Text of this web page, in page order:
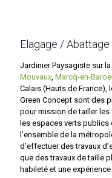
Elagage / Abattage
Jardinier Paysagiste sur
Mouvaux, Marcq-en-
Calais (Hauts de France),
Green Concept sont des
pour mission de tailler les
les espaces verts
l’ensemble de la
d’effectuer des travaux
que des travaux de taille
habileté et une